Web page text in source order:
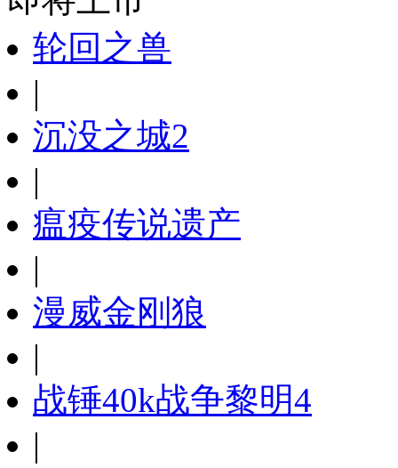
轮回之兽
|
沉没之城2
|
瘟疫传说遗产
|
漫威金刚狼
|
战锤40k战争黎明4
|